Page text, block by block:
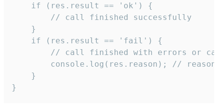
    if (res.result == 'ok') {
        // call finished successfully
    }
    if (res.result == 'fail') {
// call finished with errors or
console.log(res.reason); //
    }
}